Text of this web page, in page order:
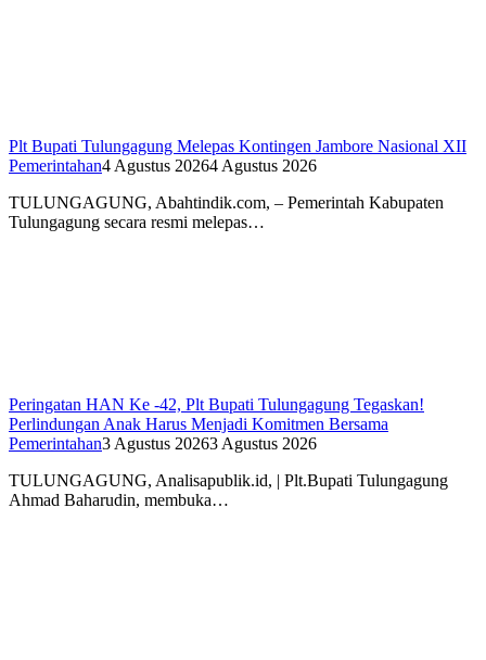
Plt Bupati Tulungagung Melepas Kontingen Jambore Nasional XII
Pemerintahan4 Agustus 20264 Agustus 2026
TULUNGAGUNG, Abahtindik.com, – Pemerintah Kabupaten
Tulungagung secara resmi melepas…
Peringatan HAN Ke -42, Plt Bupati Tulungagung Tegaskan!
Perlindungan Anak Harus Menjadi Komitmen Bersama
Pemerintahan3 Agustus 20263 Agustus 2026
TULUNGAGUNG, Analisapublik.id, | Plt.Bupati Tulungagung
Ahmad Baharudin, membuka…